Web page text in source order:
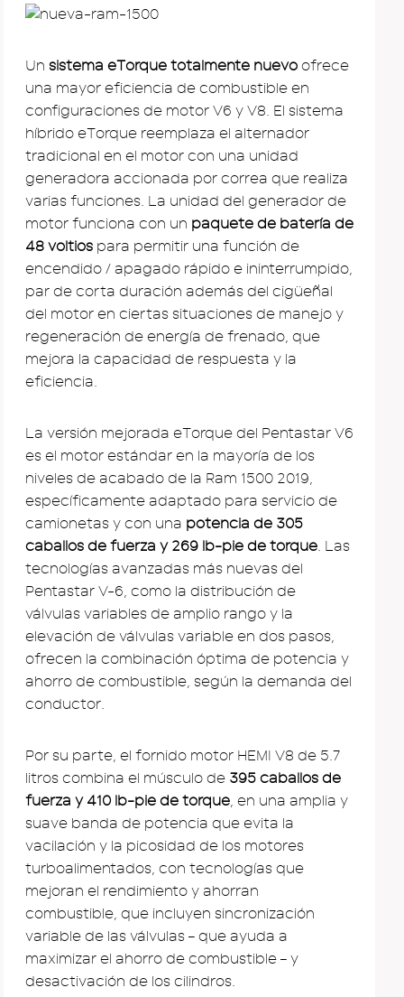
Un sistema eTorque totalmente nuevo ofrece
una mayor eficiencia de combustible en
configuraciones de motor V6 y V8. El sistema
híbrido eTorque reemplaza el alternador
tradicional en el motor con una unidad
generadora accionada por correa que realiza
varias funciones. La unidad del generador de
motor funciona con un paquete de batería de
48 voltios para permitir una función de
encendido / apagado rápido e ininterrumpido,
par de corta duración además del cigüeñal
del motor en ciertas situaciones de manejo y
regeneración de energía de frenado, que
mejora la capacidad de respuesta y la
eficiencia.
La versión mejorada eTorque del Pentastar V6
es el motor estándar en la mayoría de los
niveles de acabado de la Ram 1500 2019,
específicamente adaptado para servicio de
camionetas y con una potencia de 305
caballos de fuerza y ​​269 lb-pie de torque. Las
tecnologías avanzadas más nuevas del
Pentastar V-6, como la distribución de
válvulas variables de amplio rango y la
elevación de válvulas variable en dos pasos,
ofrecen la combinación óptima de potencia y
ahorro de combustible, según la demanda del
conductor.
Por su parte, el fornido motor HEMI V8 de 5.7
litros combina el músculo de 395 caballos de
fuerza y ​​410 lb-pie de torque, en una amplia y
suave banda de potencia que evita la
vacilación y la picosidad de los motores
turboalimentados, con tecnologías que
mejoran el rendimiento y ahorran
combustible, que incluyen sincronización
variable de las válvulas – que ayuda a
maximizar el ahorro de combustible – y
desactivación de los cilindros.